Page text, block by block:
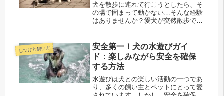
犬を散歩に連れて行こうとしたら、そ
の場で固まって動かない…そんな経験
はありませんか？愛犬が突然散歩で歩
は、犬が散歩で歩かない原因は一つで
はなく、体調・心理・環境などさまざ
ま...
しつけと飼い方
安全第一！犬の水遊びガイ
ド：楽しみながら安全を確保
する方法
水遊びは犬との楽しい活動の一つであ
り、多くの飼い主とペットにとって愛